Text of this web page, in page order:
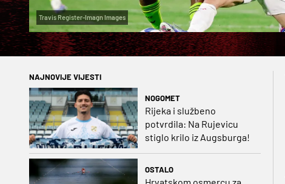
Travis Register-Imagn Images
NAJNOVIJE VIJESTI
NOGOMET
Rijeka i službeno
potvrdila: Na Rujevicu
stiglo krilo iz Augsburga!
OSTALO
Hrvatskom osmercu za